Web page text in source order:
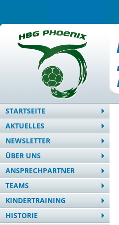
STARTSEITE
AKTUELLES
NEWSLETTER
ÜBER UNS
ANSPRECHPARTNER
TEAMS
KINDERTRAINING
HISTORIE